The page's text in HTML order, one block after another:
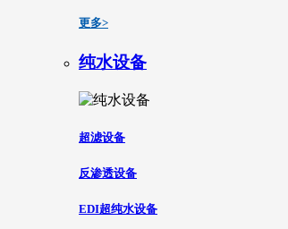
更多>
纯水设备
超滤设备
反渗透设备
EDI超纯水设备